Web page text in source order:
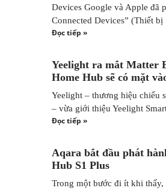
Devices Google và Apple đã
Connected Devices” (Thiết bị
Đọc tiếp »
Yeelight ra mắt Matter
Home Hub sẽ có mặt
Yeelight – thương hiệu chiếu
– vừa giới thiệu Yeelight
Đọc tiếp »
Aqara bắt đầu phát
Hub S1 Plus
Trong một bước đi ít khi